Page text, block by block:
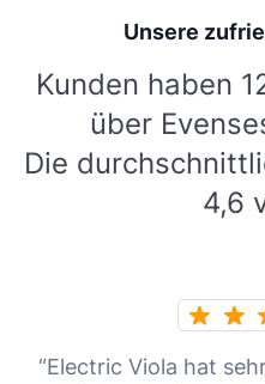
Unsere
Kunden haben
über
Die
4,6
“Electric Viola hat